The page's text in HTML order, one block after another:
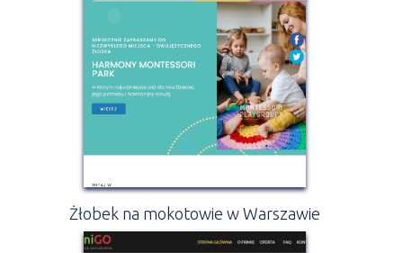
Żłobek na mokotowie w Warszawie